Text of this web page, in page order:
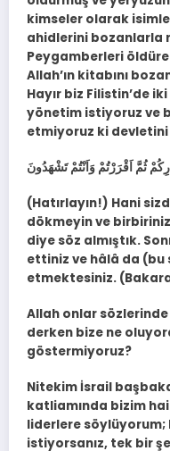
kimseler olarak
ahidlerini bozanlarla
Peygamberleri
Allah’ın kitabını
Hayır biz Filistin’de
yönetim istiyoruz ve
etmiyoruz ki
(Hatırlayın!) Hani
dökmeyin ve
diye söz almıştık.
ettiniz ve hâlâ da
etmektesiniz.
Allah onlar
derken bize ne
göstermiyoruz?
Nitekim İsrail
katliamında bizim
liderlere söylüyorum;
istiyorsanız, tek bir